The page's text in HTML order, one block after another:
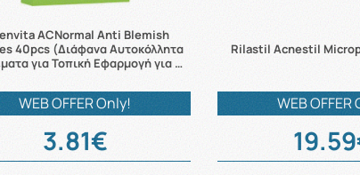
ACNormal Anti Blemish
40pcs (Διάφανα Αυτοκόλλητα
για Τοπική Εφαρμογή για …
WEB OFFER Only!
3.81€
Rilastil Acnestil
WEB OFFER